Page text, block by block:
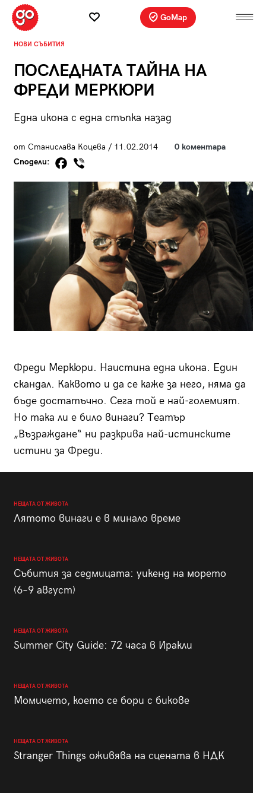
GoMap
НОВИ СЪБИТИЯ
ПОСЛЕДНАТА ТАЙНА НА
ФРЕДИ МЕРКЮРИ
Една икона с една стъпка назад
от Станислава Коцева / 11.02.2014
0 коментара
Сподели:
Фреди Меркюри. Наистина една икона. Един
скандал. Каквото и да се каже за него, няма да
бъде достатъчно. Сега той е най-големият.
Но така ли е било винаги? Театър
„Възраждане“ ни разкрива най-истинските
истини за Фреди.
НЕЩАТА ОТ ЖИВОТА
Лятото винаги е в минало време
НЕЩАТА ОТ ЖИВОТА
Събития за седмицата: уикенд на морето
(6–9 август)
НЕЩАТА ОТ ЖИВОТА
Summer City Guide: 72 часа в Иракли
НЕЩАТА ОТ ЖИВОТА
Момичето, което се бори с бикове
НЕЩАТА ОТ ЖИВОТА
Stranger Things оживява на сцената в НДК